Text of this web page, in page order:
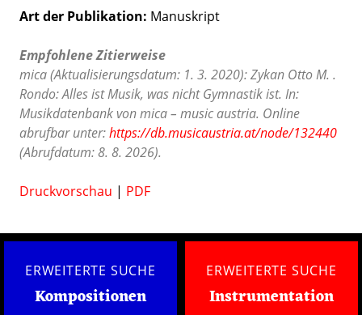
Art der Publikation Manuskript
Empfohlene Zitierweise
mica (Aktualisierungsdatum: 1. 3. 2020): Zykan Otto M. .
Rondo: Alles ist Musik, was nicht Gymnastik ist. In:
Musikdatenbank von mica – music austria. Online
abrufbar unter:https://db.musicaustria.at/node/132440
(Abrufdatum: 8. 8. 2026).
Druckvorschau | PDF
ERWEITERTE SUCHE
Kompositionen
ERWEITERTE SUCHE
Instrumentation